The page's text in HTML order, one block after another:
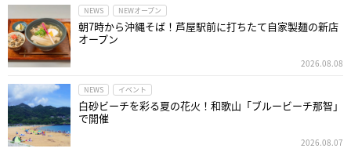
NEWS NEWオープン
朝7時から沖縄そば！芦屋駅前に打ちたて自家製麺の新店
オープン
2026.08.08
NEWS イベント
白砂ビーチを彩る夏の花火！和歌山「ブルービーチ那智」
で開催
2026.08.07